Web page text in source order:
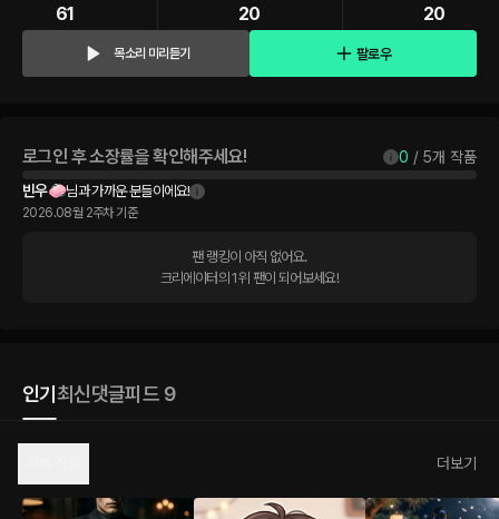
61 20 20
목소리 미리듣기 팔로우
로그인 후 소장률을 확인해주세요! 0 / 5개 작품
빈우🧼님과 가까운 분들이에요!
2026.08월 2주차 기준
팬 랭킹이 아직 없어요.
크리에이터의 1위 팬이 되어보세요!
인기 최신댓글피드 9
더보기